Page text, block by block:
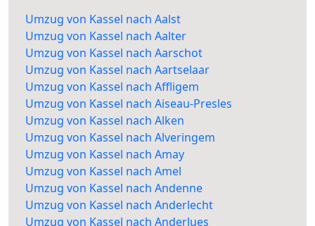
Umzug von Kassel nach Aalst
Umzug von Kassel nach Aalter
Umzug von Kassel nach Aarschot
Umzug von Kassel nach Aartselaar
Umzug von Kassel nach Affligem
Umzug von Kassel nach Aiseau-Presles
Umzug von Kassel nach Alken
Umzug von Kassel nach Alveringem
Umzug von Kassel nach Amay
Umzug von Kassel nach Amel
Umzug von Kassel nach Andenne
Umzug von Kassel nach Anderlecht
Umzug von Kassel nach Anderlues